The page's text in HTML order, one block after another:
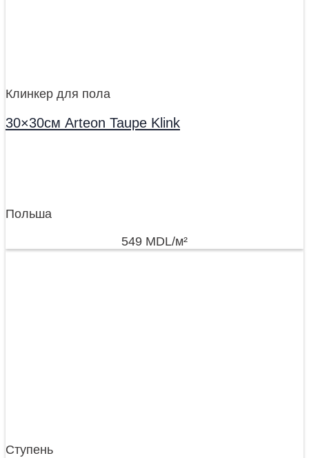
Клинкер для пола
30×30см Arteon Taupe Klink
Польша
549 MDL/м²
Ступень